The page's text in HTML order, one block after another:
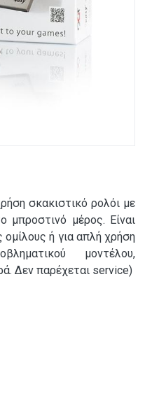
σκακιστικό ρολόι με
μπροστινό μέρος. Είναι
ομίλους ή για απλή χρήση
μοντέλου,
Δεν παρέχεται service)